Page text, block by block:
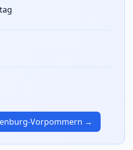
Vorpommern →